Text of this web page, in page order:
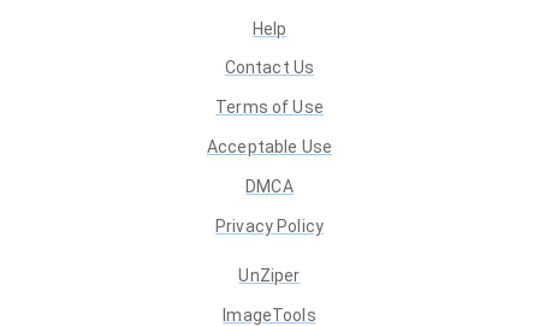
Help
Contact Us
Terms of Use
Acceptable Use
DMCA
Privacy Policy
UnZiper
ImageTools